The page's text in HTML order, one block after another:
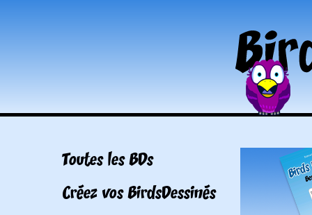
Toutes les BDs
Créez vos BirdsDessinés